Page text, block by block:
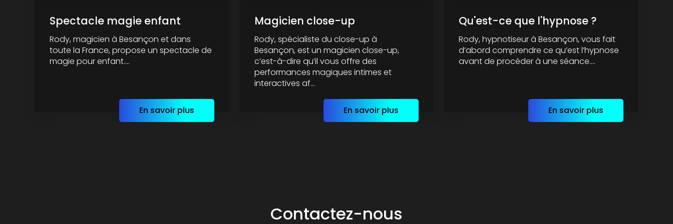
Spectacle magie enfant
Rody, magicien à Besançon et dans
toute la France, propose un spectacle de
magie pour enfant....
En savoir plus
Magicien close-up
Rody, spécialiste du close-up à
Besançon, est un magicien close-up,
c’est-à-dire qu’il vous offre des
performances magiques intimes et
interactives af...
En savoir plus
Qu'est-ce que l'hypnose ?
Rody, hypnotiseur à Besançon, vous fait
d’abord comprendre ce qu’est l’hypnose
avant de procéder à une séance....
En savoir plus
Contactez-nous